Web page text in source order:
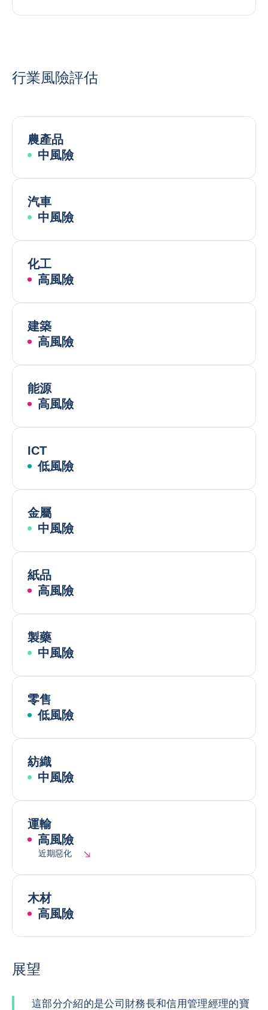
行業風險評估
農產品
中風險
汽車
中風險
化工
高風險
建築
高風險
能源
高風險
ICT
低風險
金屬
中風險
紙品
高風險
製藥
中風險
零售
低風險
紡織
中風險
運輸
高風險
近期惡化
木材
高風險
展望
這部分介紹的是公司財務長和信用管理經理的寶